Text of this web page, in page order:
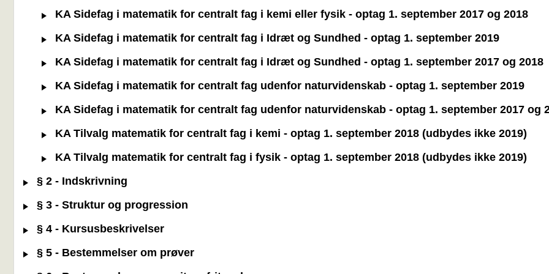
KA Sidefag i matematik for centralt fag i kemi eller fysik - optag 1. september 2017 og 2018
KA Sidefag i matematik for centralt fag i Idræt og Sundhed - optag 1. september 2019
KA Sidefag i matematik for centralt fag i Idræt og Sundhed - optag 1. september 2017 og 2018
KA Sidefag i matematik for centralt fag udenfor naturvidenskab - optag 1. september 2019
KA Sidefag i matematik for centralt fag udenfor naturvidenskab - optag 1. september 2017 og
KA Tilvalg matematik for centralt fag i kemi - optag 1. september 2018 (udbydes ikke 2019)
KA Tilvalg matematik for centralt fag i fysik - optag 1. september 2018 (udbydes ikke 2019)
§ 2 - Indskrivning
§ 3 - Struktur og progression
§ 4 - Kursusbeskrivelser
§ 5 - Bestemmelser om prøver